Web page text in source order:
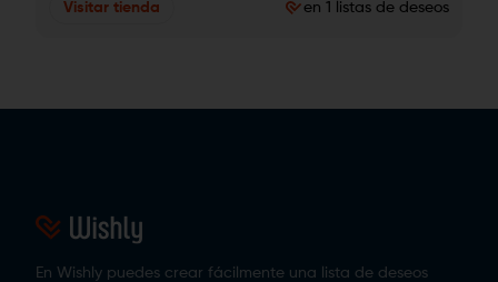
Visitar tienda en 1 listas de deseos
En Wishly puedes crear fácilmente una lista de deseos